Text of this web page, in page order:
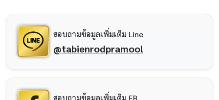
สอบถามข้อมูลเพิ่มเติม Line
@tabienrodpramool
สอบถามข้อมูลเพิ่มเติม FB